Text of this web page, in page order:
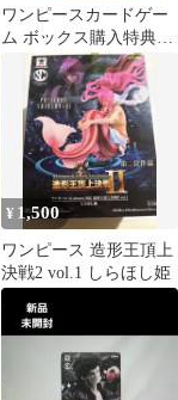
ワンピースカードゲー
ム ボックス購入特典パ
ック 2種セット
¥ 1,500
ワンピース 造形王頂上
決戦2 vol.1 しらほし姫